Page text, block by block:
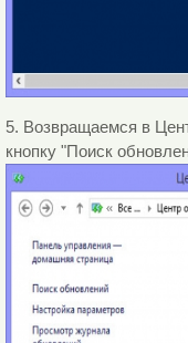
5. Возвращаемся в
кнопку "Поиск